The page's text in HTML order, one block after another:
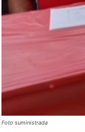
Foto suministrada